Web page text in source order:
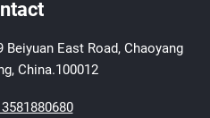
Beiyuan East Road, Chaoyang
China.100012